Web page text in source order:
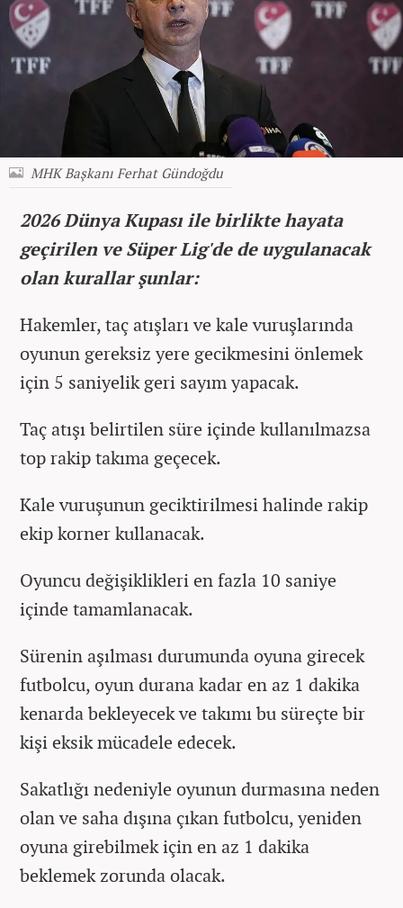
MHK Başkanı Ferhat Gündoğdu
2026 Dünya Kupası ile birlikte hayata
geçirilen ve Süper Lig'de de uygulanacak
olan kurallar şunlar:
Hakemler, taç atışları ve kale vuruşlarında
oyunun gereksiz yere gecikmesini önlemek
için 5 saniyelik geri sayım yapacak.
Taç atışı belirtilen süre içinde kullanılmazsa
top rakip takıma geçecek.
Kale vuruşunun geciktirilmesi halinde rakip
ekip korner kullanacak.
Oyuncu değişiklikleri en fazla 10 saniye
içinde tamamlanacak.
Sürenin aşılması durumunda oyuna girecek
futbolcu, oyun durana kadar en az 1 dakika
kenarda bekleyecek ve takımı bu süreçte bir
kişi eksik mücadele edecek.
Sakatlığı nedeniyle oyunun durmasına neden
olan ve saha dışına çıkan futbolcu, yeniden
oyuna girebilmek için en az 1 dakika
beklemek zorunda olacak.